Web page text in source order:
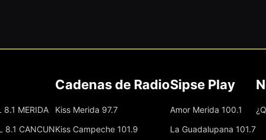
8.1 MERIDA
8.1 CANCUN
Cadenas de Radio
Kiss Merida 97.7
Kiss Campeche 101.9
Sipse Play
Amor Merida 100.1
La Guadalupana 101.7